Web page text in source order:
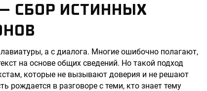
СБОР ИСТИННЫХ
а с диалога. Многие ошибочно полагают,
на основе общих сведений. Но такой подход
которые не вызывают доверия и не решают
рождается в разговоре с теми, кто знает тему